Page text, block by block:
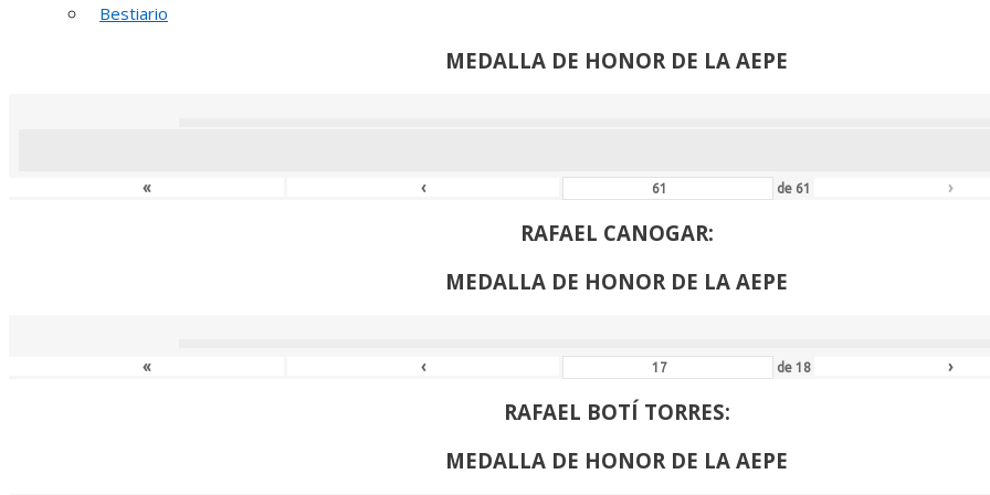
Bestiario
MEDALLA DE HONOR DE LA AEPE
« ‹ de 61 ›
RAFAEL CANOGAR:
MEDALLA DE HONOR DE LA AEPE
« ‹ de 18 ›
RAFAEL BOTÍ TORRES:
MEDALLA DE HONOR DE LA AEPE